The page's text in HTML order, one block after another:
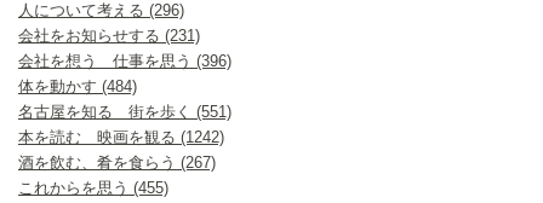
人について考える (296)
会社をお知らせする (231)
会社を想う 仕事を思う (396)
体を動かす (484)
名古屋を知る 街を歩く (551)
本を読む 映画を観る (1242)
酒を飲む、肴を食らう (267)
これからを思う (455)